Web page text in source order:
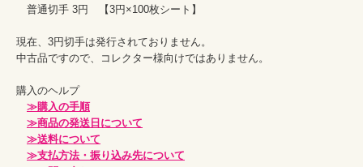
普通切手 3円　【3円×100枚シート】
現在、3円切手は発行されておりません。
中古品ですので、コレクター様向けではありません。
購入のヘルプ
≫購入の手順
≫商品の発送日について
≫送料について
≫支払方法・振り込み先について